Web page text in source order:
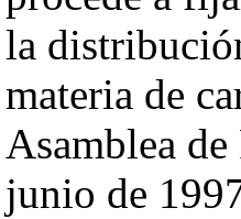
la
materia de
Asamblea
junio de